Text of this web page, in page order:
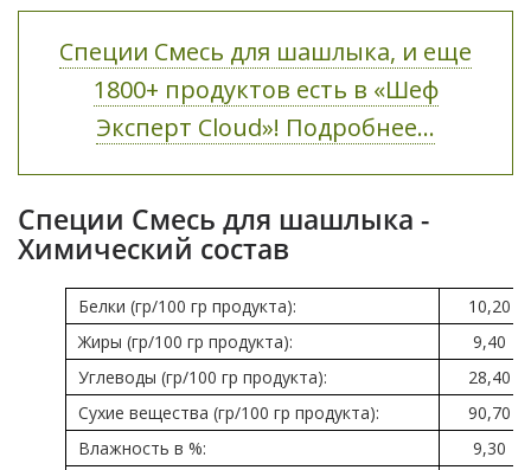
Специи Смесь для шашлыка, и еще
1800+ продуктов есть в «Шеф
Эксперт Cloud»! Подробнее...
Специи Смесь для шашлыка -
Химический состав
Белки (гр/100 гр продукта):
10,20
Жиры (гр/100 гр продукта):
9,40
Углеводы (гр/100 гр продукта):
28,40
Сухие вещества (гр/100 гр продукта):
90,70
Влажность в %:
9,30